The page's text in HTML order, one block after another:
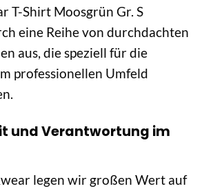
T-Shirt Moosgrün Gr. S
eine Reihe von durchdachten
aus, die speziell für die
professionellen Umfeld
und Verantwortung im
legen wir großen Wert auf